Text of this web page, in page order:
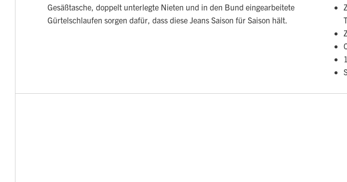
Gesäßtasche, doppelt unterlegte Nieten und in den Bund eingearbeitete
Gürtelschlaufen sorgen dafür, dass diese Jeans Saison für Saison hält.